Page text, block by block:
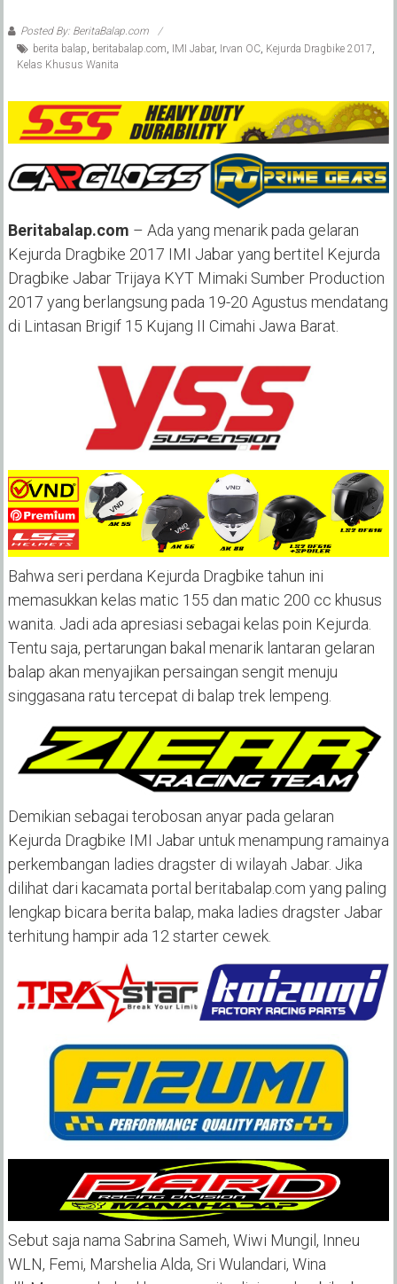
Posted By: BeritaBalap.com
berita balap, beritabalap.com, IMI Jabar, Irvan OC, Kejurda Dragbike 2017,
Kelas Khusus Wanita
Beritabalap.com – Ada yang menarik pada gelaran
Kejurda Dragbike 2017 IMI Jabar yang bertitel Kejurda
Dragbike Jabar Trijaya KYT Mimaki Sumber Production
2017 yang berlangsung pada 19-20 Agustus mendatang
di Lintasan Brigif 15 Kujang II Cimahi Jawa Barat.
Bahwa seri perdana Kejurda Dragbike tahun ini
memasukkan kelas matic 155 dan matic 200 cc khusus
wanita. Jadi ada apresiasi sebagai kelas poin Kejurda.
Tentu saja, pertarungan bakal menarik lantaran gelaran
balap akan menyajikan persaingan sengit menuju
singgasana ratu tercepat di balap trek lempeng.
Demikian sebagai terobosan anyar pada gelaran
Kejurda Dragbike IMI Jabar untuk menampung ramainya
perkembangan ladies dragster di wilayah Jabar. Jika
dilihat dari kacamata portal beritabalap.com yang paling
lengkap bicara berita balap, maka ladies dragster Jabar
terhitung hampir ada 12 starter cewek.
Sebut saja nama Sabrina Sameh, Wiwi Mungil, Inneu
WLN, Femi, Marshelia Alda, Sri Wulandari, Wina